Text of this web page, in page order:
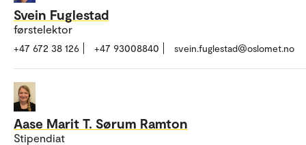
Svein Fuglestad
førstelektor
+47 672 38 126 +47 93008840 svein.fuglestad@oslomet.no
Aase Marit T. Sørum Ramton
Stipendiat